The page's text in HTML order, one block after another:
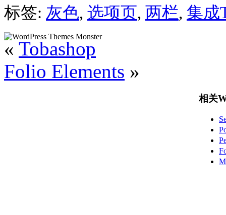
标签: 灰色, 选项页, 两栏, 集成
« Tobashop
Folio Elements »
相关